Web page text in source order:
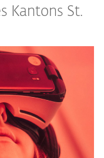
Kantons St.